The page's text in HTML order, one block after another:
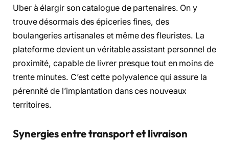
Uber à élargir son catalogue de partenaires. On y
trouve désormais des épiceries fines, des
boulangeries artisanales et même des fleuristes. La
plateforme devient un véritable assistant personnel de
proximité, capable de livrer presque tout en moins de
trente minutes. C’est cette polyvalence qui assure la
pérennité de l’implantation dans ces nouveaux
territoires.
Synergies entre transport et livraison